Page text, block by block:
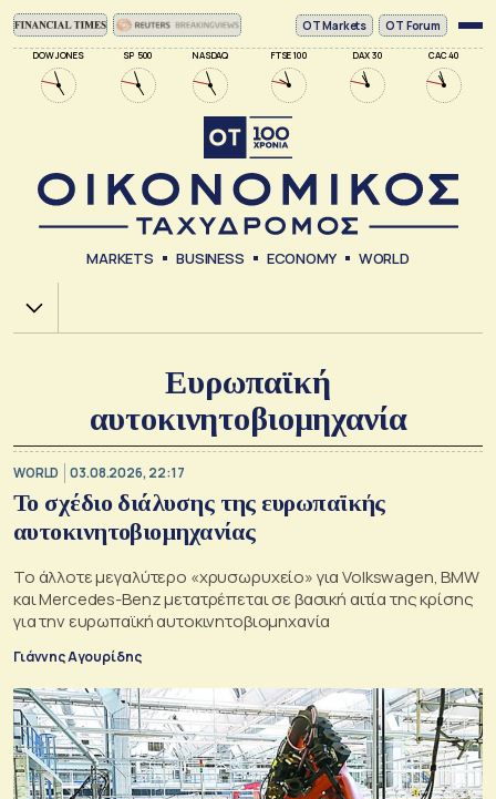
DOW JONES SP 500 NASDAQ FTSE 100 DAX 30 CAC 40
ΟΤ Markets OT Forum
MARKETS BUSINESS ECONOMY WORLD
Χ.Α.
Ευρωπαϊκή
αυτοκινητοβιομηχανία
WORLD 03.08.2026, 22:17
Το σχέδιο διάλυσης της ευρωπαϊκής
αυτοκινητοβιομηχανίας
Το άλλοτε μεγαλύτερο «χρυσωρυχείο» για Volkswagen, BMW
και Mercedes-Benz μετατρέπεται σε βασική αιτία της κρίσης
για την ευρωπαϊκή αυτοκινητοβιομηχανία
Γιάννης Αγουρίδης